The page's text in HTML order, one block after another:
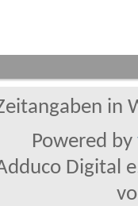
in
Powered by
Digital